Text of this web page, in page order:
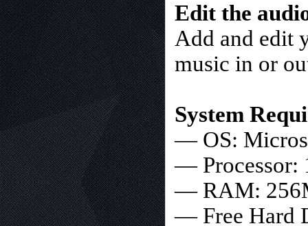
Edit the
Add and edit
music in or
System
— OS:
— Processor:
— RAM:
— Free Hard